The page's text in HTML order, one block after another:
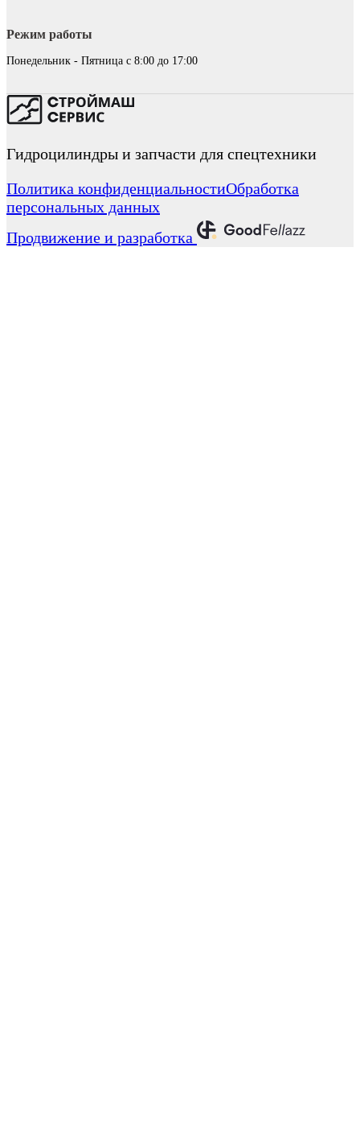
Режим работы
Понедельник - Пятница с 8:00 до 17:00
Гидроцилиндры и запчасти для спецтехники
Политика конфиденциальностиОбработка
персональных данных
Продвижение и разработка